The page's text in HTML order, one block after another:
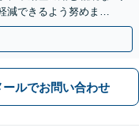
減できるよう努めます
駅3分】
ールでお問い合わせ